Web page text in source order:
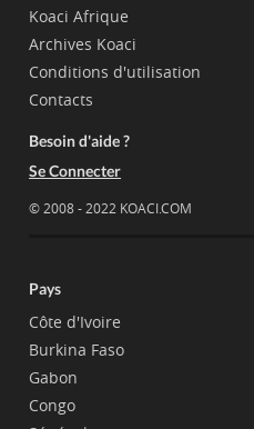
Koaci Afrique
Archives Koaci
Conditions d'utilisation
Contacts
Besoin d'aide ?
Se Connecter
© 2008 - 2022 KOACI.COM
Pays
Côte d'Ivoire
Burkina Faso
Gabon
Congo